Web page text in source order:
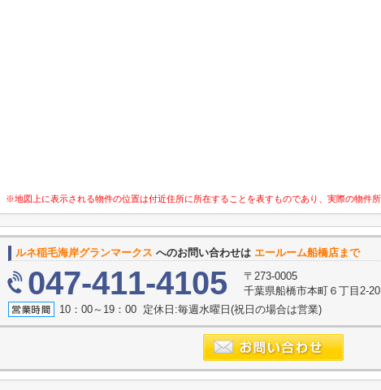
※地図上に表示される物件の位置は付近住所に所在することを表すものであり、実際の物件
ルネ稲毛海岸グランマークス へのお問い合わせは エールーム船橋店まで
047-411-4105
〒273-0005
千葉県船橋市本町６丁目2-
10：00～19：00 定休日:毎週水曜日(祝日の場合は営業)